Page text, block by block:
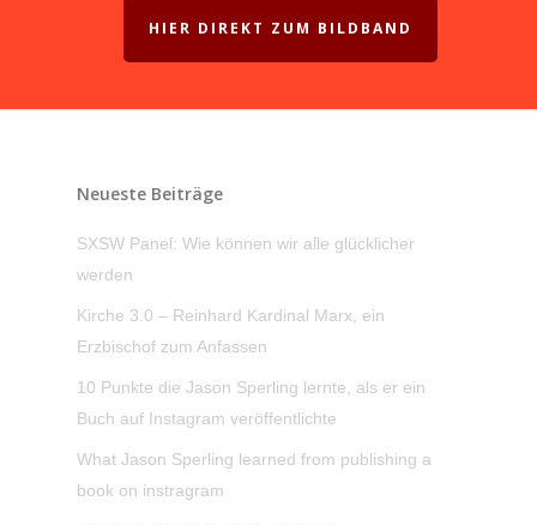
HIER DIREKT ZUM BILDBAND
Neueste Beiträge
SXSW Panel: Wie können wir alle glücklicher
werden
Kirche 3.0 – Reinhard Kardinal Marx, ein
Erzbischof zum Anfassen
10 Punkte die Jason Sperling lernte, als er ein
Buch auf Instagram veröffentlichte
What Jason Sperling learned from publishing a
book on instragram